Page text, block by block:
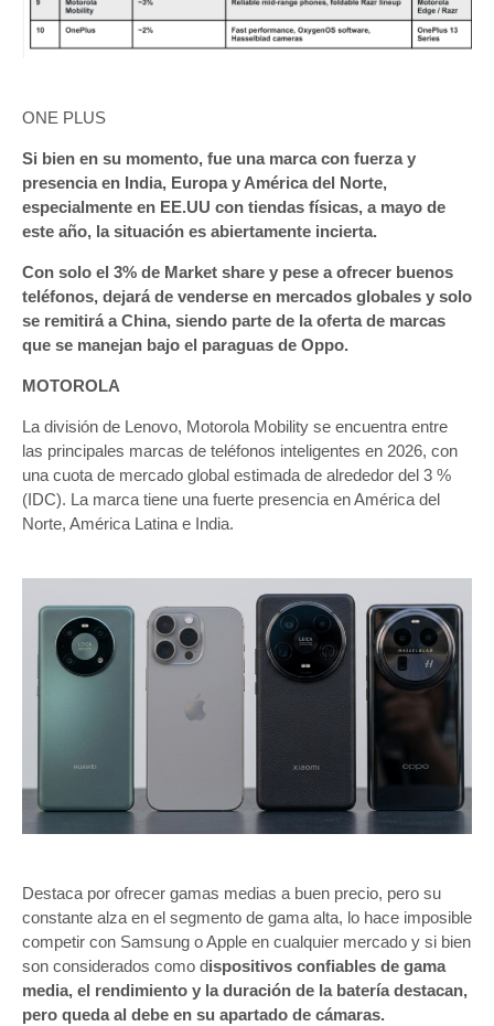
ONE PLUS
Si bien en su momento, fue una marca con fuerza y
presencia en India, Europa y América del Norte,
especialmente en EE.UU con tiendas físicas, a mayo de
este año, la situación es abiertamente incierta.
Con solo el 3% de Market share y pese a ofrecer buenos
teléfonos, dejará de venderse en mercados globales y solo
se remitirá a China, siendo parte de la oferta de marcas
que se manejan bajo el paraguas de Oppo.
MOTOROLA
La división de Lenovo, Motorola Mobility se encuentra entre
las principales marcas de teléfonos inteligentes en 2026, con
una cuota de mercado global estimada de alrededor del 3 %
(IDC). La marca tiene una fuerte presencia en América del
Norte, América Latina e India.
Destaca por ofrecer gamas medias a buen precio, pero su
constante alza en el segmento de gama alta, lo hace imposible
competir con Samsung o Apple en cualquier mercado y si bien
son considerados como dispositivos confiables de gama
media, el rendimiento y la duración de la batería destacan,
pero queda al debe en su apartado de cámaras.